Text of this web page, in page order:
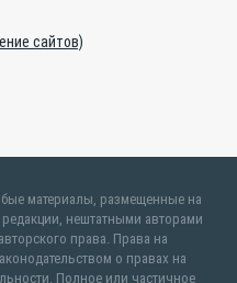
сайтов)
материалы, размещенные на
нештатными авторами
права. Права на
о правах на
Полное или частичное